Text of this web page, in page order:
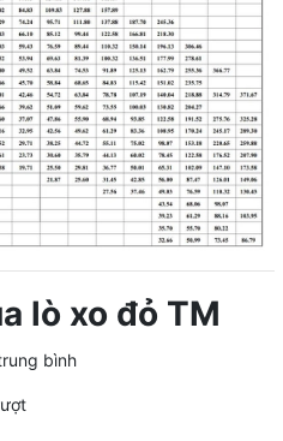
lò xo đỏ TM
bình